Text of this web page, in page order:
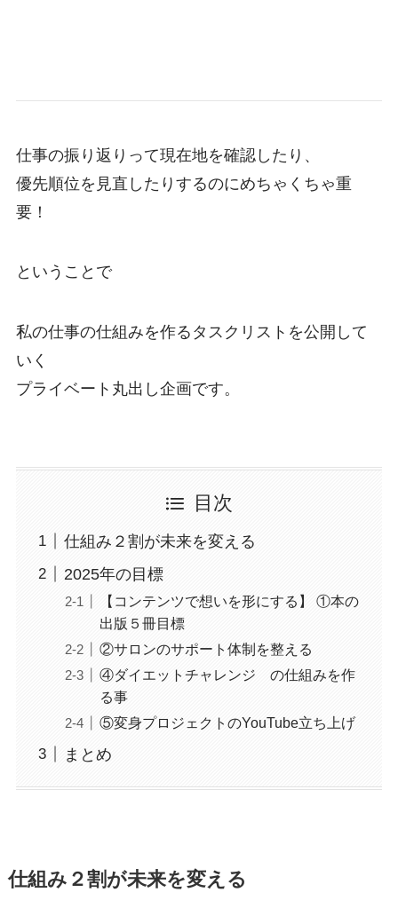
仕事の振り返りって現在地を確認したり、
優先順位を見直したりするのにめちゃくちゃ重
要！
ということで
私の仕事の仕組みを作るタスクリストを公開して
いく
プライベート丸出し企画です。
目次
仕組み２割が未来を変える
2025年の目標
【コンテンツで想いを形にする】 ①本の
出版５冊目標
②サロンのサポート体制を整える
④ダイエットチャレンジ の仕組みを作
る事
⑤変身プロジェクトのYouTube立ち上げ
まとめ
仕組み２割が未来を変える